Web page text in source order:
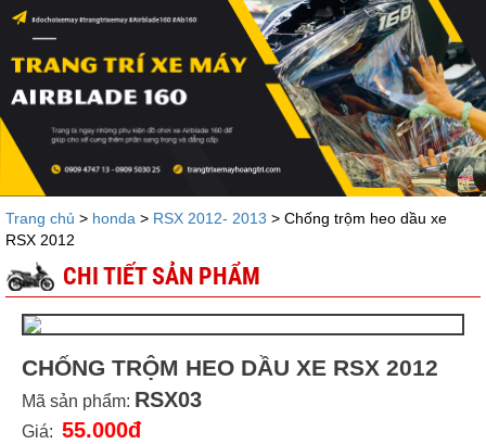
Trang chủ > honda > RSX 2012- 2013 > Chống trộm heo dầu xe
RSX 2012
CHI TIẾT SẢN PHẨM
CHỐNG TRỘM HEO DẦU XE RSX 2012
Mã sản phẩm: RSX03
Giá: 55.000đ